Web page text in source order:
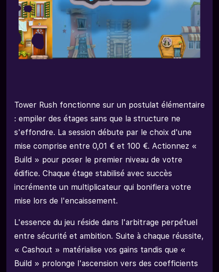
Adopter une Pratique Responsable
Tower Rush fonctionne sur un postulat élémentaire
: empiler des étages sans que la structure ne
s'effondre. La session débute par le choix d'une
mise comprise entre 0,01 € et 100 €. Actionnez «
Build » pour poser le premier niveau de votre
édifice. Chaque étage stabilisé avec succès
incrémente un multiplicateur qui bonifiera votre
mise lors de l'encaissement.
L'essence du jeu réside dans l'arbitrage perpétuel
entre sécurité et ambition. Suite à chaque réussite,
« Cashout » matérialise vos gains tandis que «
Build » prolonge l'ascension vers des coefficients